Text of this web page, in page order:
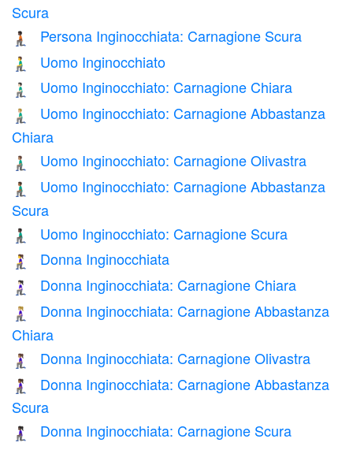
Scura
🧎🏿 Persona Inginocchiata: Carnagione Scura
🧎‍♂️ Uomo Inginocchiato
🧎🏻‍♂️ Uomo Inginocchiato: Carnagione Chiara
🧎🏼‍♂️
Uomo Inginocchiato: Carnagione Abbastanza
Chiara
🧎🏽‍♂️ Uomo Inginocchiato: Carnagione Olivastra
🧎🏾‍♂️
Uomo Inginocchiato: Carnagione Abbastanza
Scura
🧎🏿‍♂️ Uomo Inginocchiato: Carnagione Scura
🧎‍♀️ Donna Inginocchiata
🧎🏻‍♀️ Donna Inginocchiata: Carnagione Chiara
🧎🏼‍♀️
Donna Inginocchiata: Carnagione Abbastanza
Chiara
🧎🏽‍♀️ Donna Inginocchiata: Carnagione Olivastra
🧎🏾‍♀️
Donna Inginocchiata: Carnagione Abbastanza
Scura
🧎🏿‍♀️
Donna Inginocchiata: Carnagione Scura